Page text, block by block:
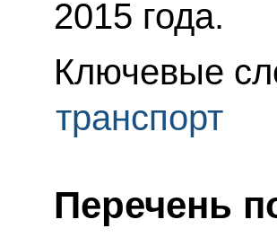
2015 года.
Ключевые
транспорт
Перечень